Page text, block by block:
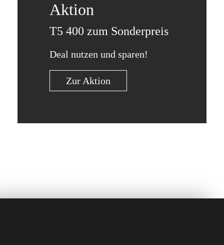
Aktion
T5 400 zum Sonderpreis
Deal nutzen und sparen!
Zur Aktion